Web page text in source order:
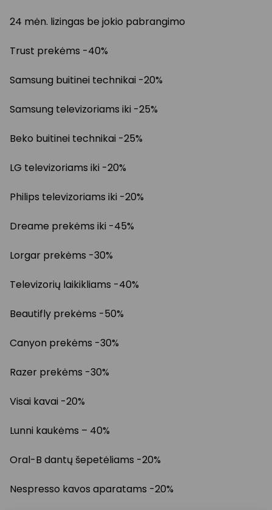
24 mėn. lizingas be jokio pabrangimo
Trust prekėms -40%
Samsung buitinei technikai -20%
Samsung televizoriams iki -25%
Beko buitinei technikai -25%
LG televizoriams iki -20%
Philips televizoriams iki -20%
Dreame prekėms iki -45%
Lorgar prekėms -30%
Televizorių laikikliams -40%
Beautifly prekėms -50%
Canyon prekėms -30%
Razer prekėms -30%
Visai kavai -20%
Lunni kaukėms – 40%
Oral-B dantų šepetėliams -20%
Nespresso kavos aparatams -20%